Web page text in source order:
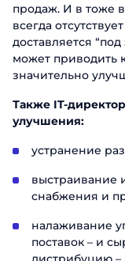
продаж. И в тоже
всегда
доставляется
может приводить
значительно
Также IT-
улучшения:
устранение
выстраивание
снабжения и
налаживание
поставок – и